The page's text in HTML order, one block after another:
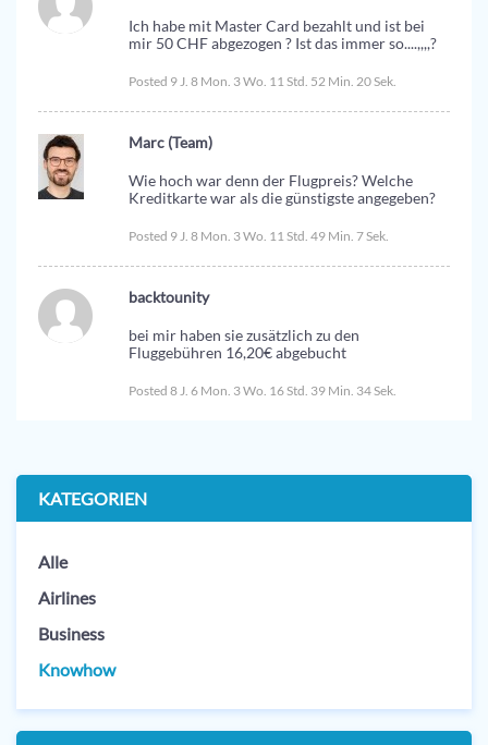
Ich habe mit Master Card bezahlt und ist bei
mir 50 CHF abgezogen ? Ist das immer so....,,,,?
Posted 9 J. 8 Mon. 3 Wo. 11 Std. 52 Min. 20 Sek.
Marc (Team)
Wie hoch war denn der Flugpreis? Welche
Kreditkarte war als die günstigste angegeben?
Posted 9 J. 8 Mon. 3 Wo. 11 Std. 49 Min. 7 Sek.
backtounity
bei mir haben sie zusätzlich zu den
Fluggebühren 16,20€ abgebucht
Posted 8 J. 6 Mon. 3 Wo. 16 Std. 39 Min. 34 Sek.
KATEGORIEN
Alle
Airlines
Business
Knowhow